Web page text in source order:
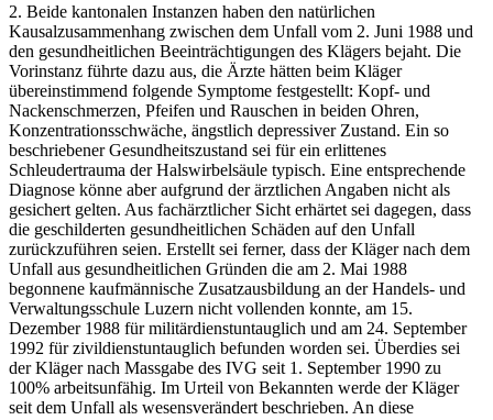
2. Beide kantonalen Instanzen haben den natürlichen
Kausalzusammenhang zwischen dem Unfall vom 2. Juni 1988 und
den gesundheitlichen Beeinträchtigungen des Klägers bejaht. Die
Vorinstanz führte dazu aus, die Ärzte hätten beim Kläger
übereinstimmend folgende Symptome festgestellt: Kopf- und
Nackenschmerzen, Pfeifen und Rauschen in beiden Ohren,
Konzentrationsschwäche, ängstlich depressiver Zustand. Ein so
beschriebener Gesundheitszustand sei für ein erlittenes
Schleudertrauma der Halswirbelsäule typisch. Eine entsprechende
Diagnose könne aber aufgrund der ärztlichen Angaben nicht als
gesichert gelten. Aus fachärztlicher Sicht erhärtet sei dagegen, dass
die geschilderten gesundheitlichen Schäden auf den Unfall
zurückzuführen seien. Erstellt sei ferner, dass der Kläger nach dem
Unfall aus gesundheitlichen Gründen die am 2. Mai 1988
begonnene kaufmännische Zusatzausbildung an der Handels- und
Verwaltungsschule Luzern nicht vollenden konnte, am 15.
Dezember 1988 für militärdienstuntauglich und am 24. September
1992 für zivildienstuntauglich befunden worden sei. Überdies sei
der Kläger nach Massgabe des IVG seit 1. September 1990 zu
100% arbeitsunfähig. Im Urteil von Bekannten werde der Kläger
seit dem Unfall als wesensverändert beschrieben. An diese